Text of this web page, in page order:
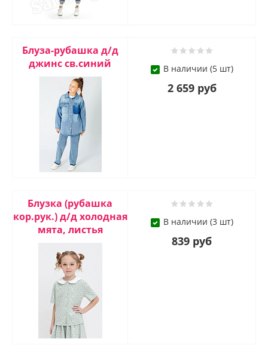
Блуза-рубашка д/д
джинс св.синий
В наличии (5 шт)
2 659 руб
Блузка (рубашка
кор.рук.) д/д холодная
мята, листья
В наличии (3 шт)
839 руб